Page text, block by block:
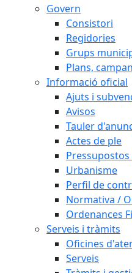
Govern
Consistori
Regidories
Grups
Plans,
Informació oficial
Ajuts i
Avisos
Tauler
Actes de ple
Urbanisme
Perfil de
Normativa /
Ordenances
Serveis i tràmits
Oficines
Serveis